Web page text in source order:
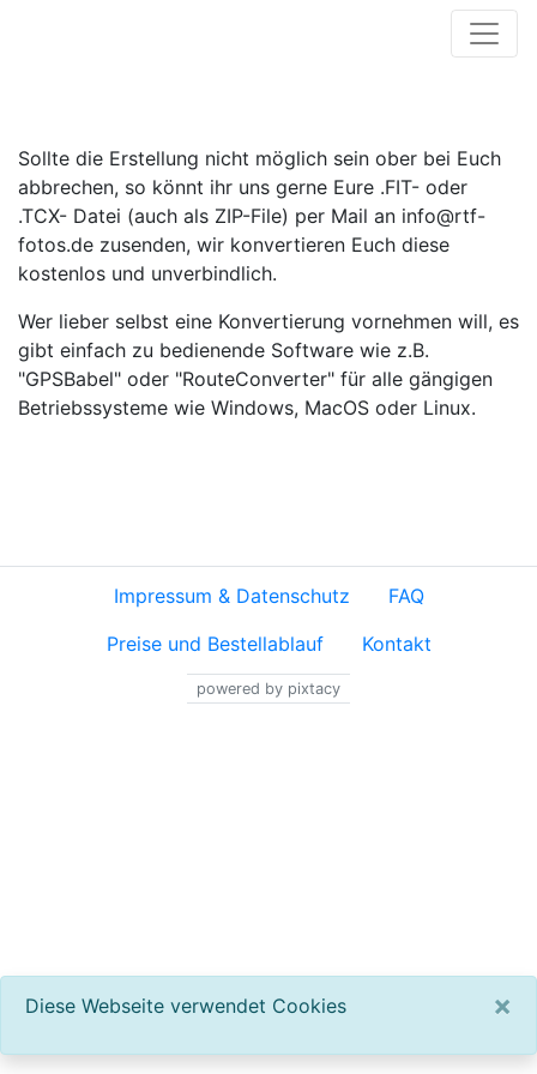
Sollte die Erstellung nicht möglich sein ober bei Euch
abbrechen, so könnt ihr uns gerne Eure .FIT- oder
.TCX- Datei (auch als ZIP-File) per Mail an info@rtf-
fotos.de zusenden, wir konvertieren Euch diese
kostenlos und unverbindlich.
Wer lieber selbst eine Konvertierung vornehmen will, es
gibt einfach zu bedienende Software wie z.B.
"GPSBabel" oder "RouteConverter" für alle gängigen
Betriebssysteme wie Windows, MacOS oder Linux.
Diese Webseite verwendet Cookies ×
Impressum & Datenschutz
FAQ
Preise und Bestellablauf
Kontakt
powered by pixtacy